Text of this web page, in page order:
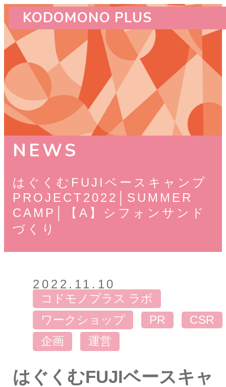
KODOMONO PLUS
NEWS
はぐくむFUJIベースキャンプ
PROJECT2022│SUMMER
CAMP│【A】シフォンサンド
づくり
2022.11.10
コドモノプラス ラボ
ワークショップ
PR
CSR
企画
運営
はぐくむFUJIベースキャ